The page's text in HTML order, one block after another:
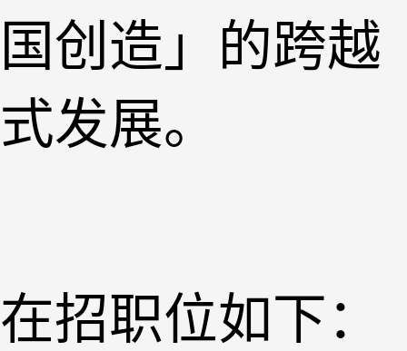
国创造」的跨越
式发展。
在招职位如下：